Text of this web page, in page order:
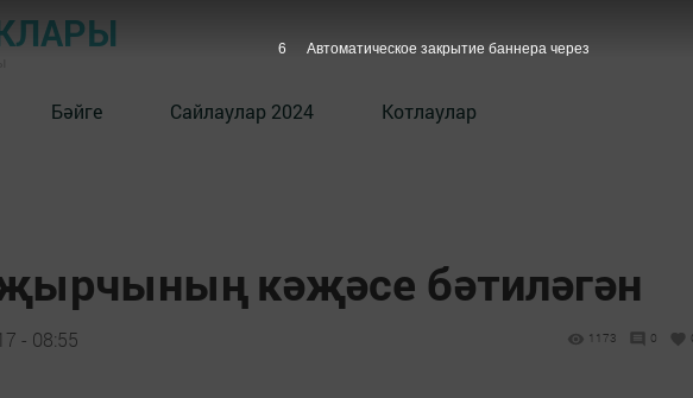
Бәйге Сайлаулар 2024 Котлаулар
кәҗәсе бәтиләгән
- 08:55 1173 0
5 Автоматическое закрытие баннера через